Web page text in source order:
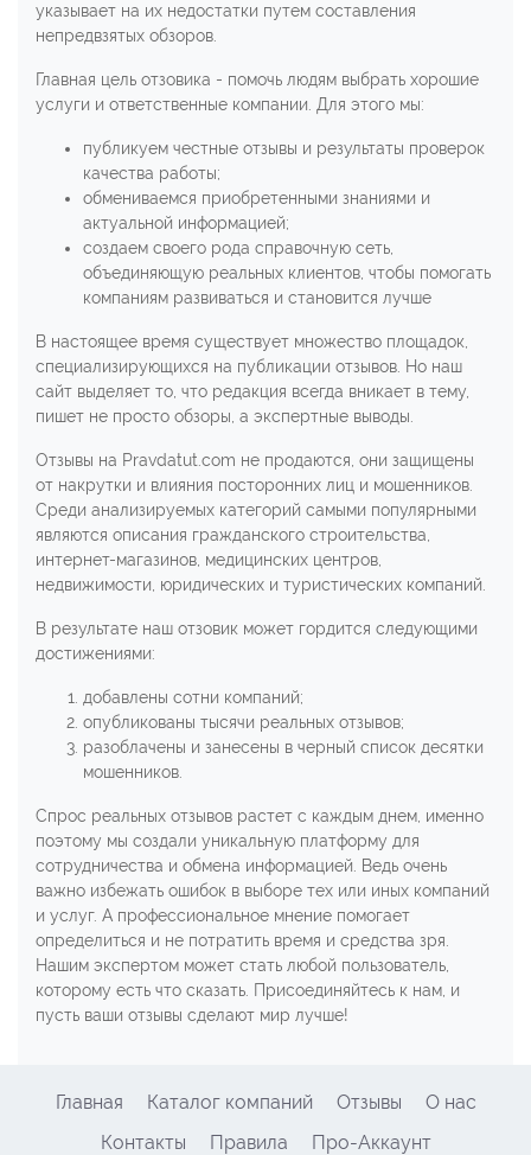
указывает на их недостатки путем составления
непредвзятых обзоров.
Главная цель отзовика - помочь людям выбрать хорошие
услуги и ответственные компании. Для этого мы:
публикуем честные отзывы и результаты проверок
качества работы;
обмениваемся приобретенными знаниями и
актуальной информацией;
создаем своего рода справочную сеть,
объединяющую реальных клиентов, чтобы помогать
компаниям развиваться и становится лучше
В настоящее время существует множество площадок,
специализирующихся на публикации отзывов. Но наш
сайт выделяет то, что редакция всегда вникает в тему,
пишет не просто обзоры, а экспертные выводы.
Отзывы на Рravdatut.com не продаются, они защищены
от накрутки и влияния посторонних лиц и мошенников.
Среди анализируемых категорий самыми популярными
являются описания гражданского строительства,
интернет-магазинов, медицинских центров,
недвижимости, юридических и туристических компаний.
В результате наш отзовик может гордится следующими
достижениями:
добавлены сотни компаний;
опубликованы тысячи реальных отзывов;
разоблачены и занесены в черный список десятки
мошенников.
Спрос реальных отзывов растет с каждым днем, именно
поэтому мы создали уникальную платформу для
сотрудничества и обмена информацией. Ведь очень
важно избежать ошибок в выборе тех или иных компаний
и услуг. А профессиональное мнение помогает
определиться и не потратить время и средства зря.
Нашим экспертом может стать любой пользователь,
которому есть что сказать. Присоединяйтесь к нам, и
пусть ваши отзывы сделают мир лучше!
Главная Каталог компаний Отзывы
О нас
Контакты
Правила
Про-Аккаунт